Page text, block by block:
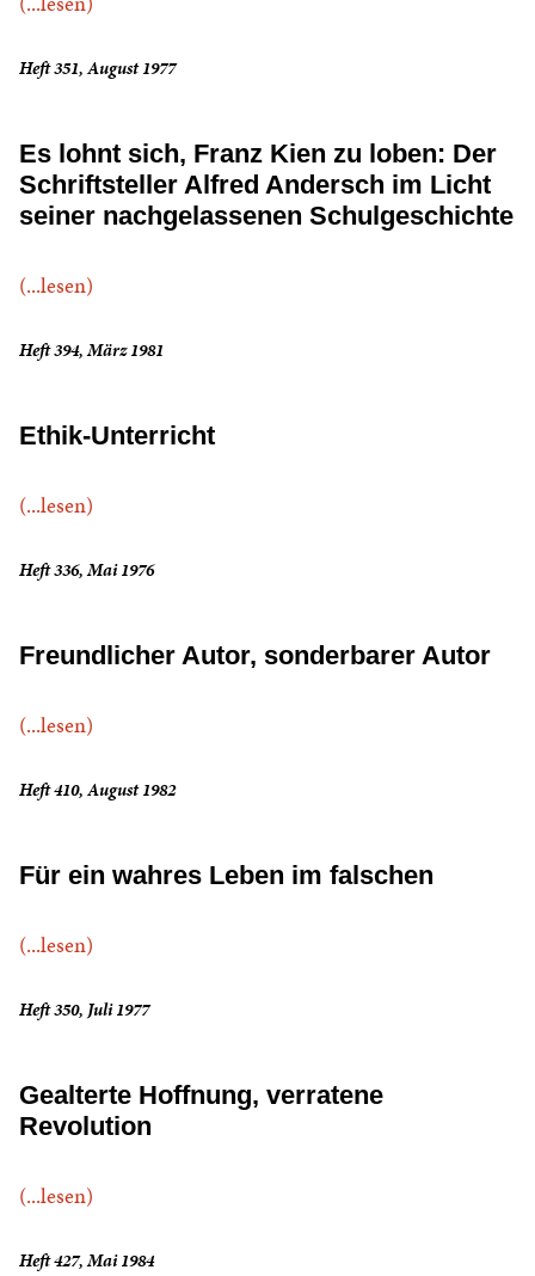
Heft 351, August 1977
Es lohnt sich, Franz Kien zu loben: Der
Schriftsteller Alfred Andersch im Licht
seiner nachgelassenen Schulgeschichte
(...lesen)
Heft 394, März 1981
Ethik-Unterricht
(...lesen)
Heft 336, Mai 1976
Freundlicher Autor, sonderbarer Autor
(...lesen)
Heft 410, August 1982
Für ein wahres Leben im falschen
(...lesen)
Heft 350, Juli 1977
Gealterte Hoffnung, verratene
Revolution
(...lesen)
Heft 427, Mai 1984